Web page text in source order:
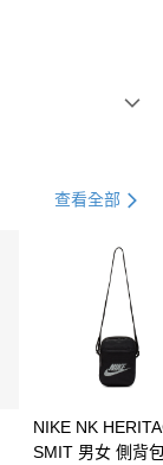
21家銀行
查看全部
NIKE NK
SMIT 男女 側背